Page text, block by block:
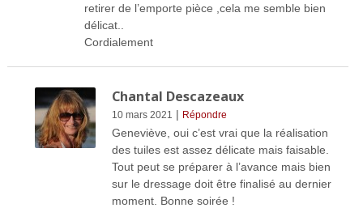
retirer de l’emporte pièce ,cela me semble bien
délicat..
Cordialement
Chantal Descazeaux
10 mars 2021 | Répondre
Geneviève, oui c’est vrai que la réalisation
des tuiles est assez délicate mais faisable.
Tout peut se préparer à l’avance mais bien
sur le dressage doit être finalisé au dernier
moment. Bonne soirée !